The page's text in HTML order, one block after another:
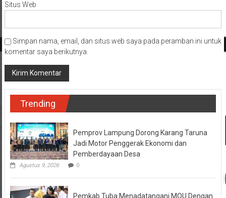
Situs Web
Simpan nama, email, dan situs web saya pada peramban ini untuk
komentar saya berikutnya.
Trending
Pemprov Lampung Dorong Karang Taruna
Jadi Motor Penggerak Ekonomi dan
Pemberdayaan Desa
Agustus 9, 2026 0
Pemkab Tuba Menadatangani MOU Dengan